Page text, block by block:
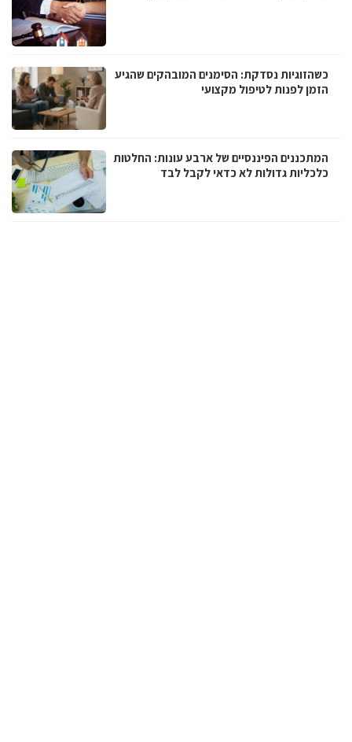
כשהזוגיות נסדקת: הסימנים המובהקים שהגיע
הזמן לפנות לטיפול מקצועי
המתכננים הפיננסיים של ארבע עונות: החלטות
כלכליות גדולות לא כדאי לקבל לבד